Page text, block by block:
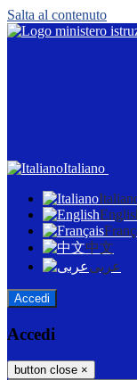
Salta al contenuto
Italiano
中文
عربى
Accedi
Accedi
button close ×